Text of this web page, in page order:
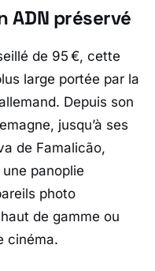
ADN préservé
de 95 €, cette
large portée par la
Depuis son
jusqu’à ses
de Famalicão,
panoplie
photo
de gamme ou
cinéma.